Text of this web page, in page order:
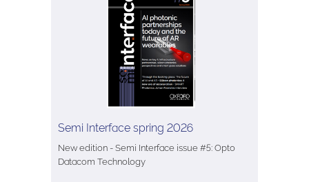
Semi Interface spring 2026
New edition - Semi Interface issue #5: Opto
Datacom Technology